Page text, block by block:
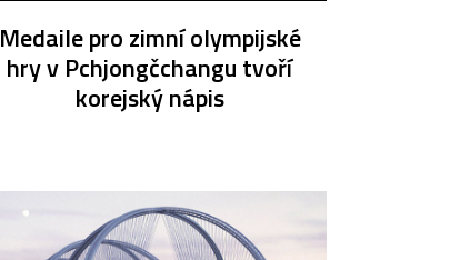
Medaile pro zimní olympijské
hry v Pchjongčchangu tvoří
korejský nápis